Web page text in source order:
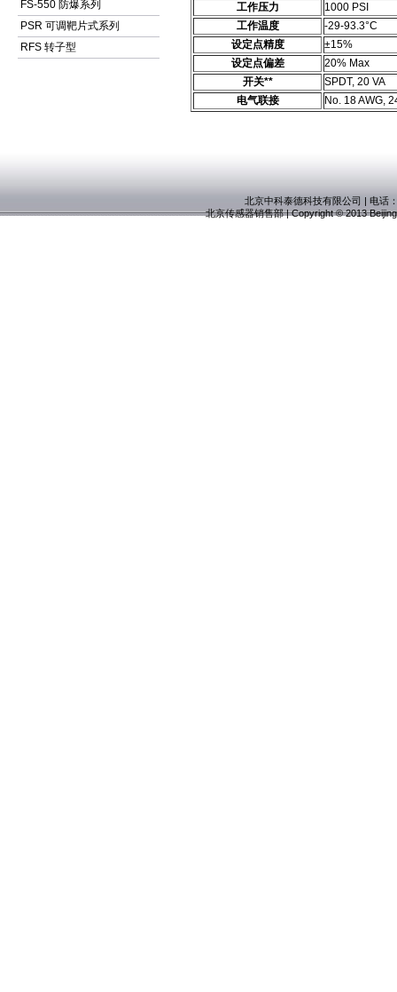
FS-550 防爆系列
PSR 可调靶片式系列
RFS 转子型
工作压力
1000 PSI
工作温度
-29-93.3°C
设定点精度
±15%
设定点偏差
20% Max
开关**
SPDT, 20 VA
电气联接
No. 18 AWG,
北京中科泰德科技有限公司 | 电话
北京传感器销售部| Copyright © 2013